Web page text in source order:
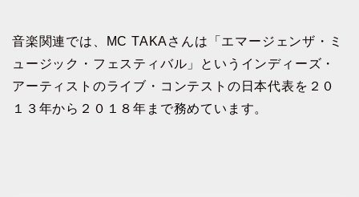
音楽関連では、MC TAKAさんは「エマージェンザ・ミ
ュージック・フェスティバル」というインディーズ・
アーティストのライブ・コンテストの日本代表を２０
１３年から２０１８年まで務めています。